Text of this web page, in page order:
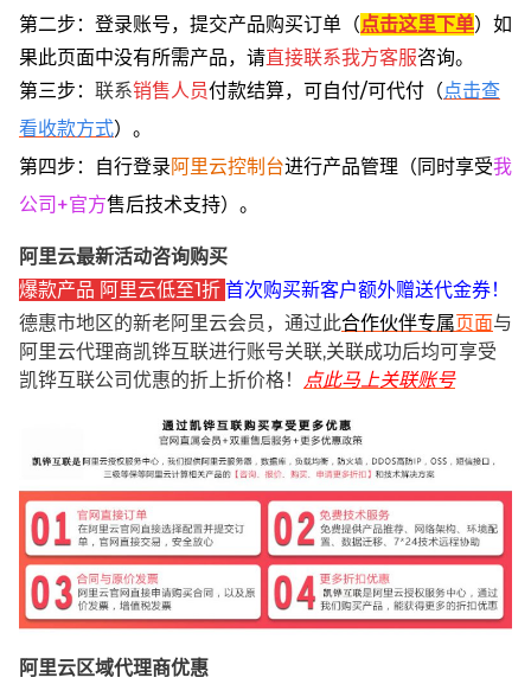
第二步：登录账号，提交产品购买订单（点击这里下单） 如
果此页面中没有所需产品，请直接联系我方客服咨询。
第三步： 联系销售人员付款结算，可自付/可代付（点击查
看收款方式）。
第四步：自行登录阿里云控制台进行产品管理（同时享受我
公司+官方售后技术支持）。
阿里云最新活动咨询购买
爆款产品 阿里云低至1折 首次购买新客户额外赠送代金券！
德惠市地区的新老阿里云会员，通过此合作伙伴专属页面与
阿里云代理商凯铧互联进行账号关联,关联成功后均可享受
凯铧互联公司优惠的折上折价格！
点此马上关联账号
阿里云区域代理商优惠